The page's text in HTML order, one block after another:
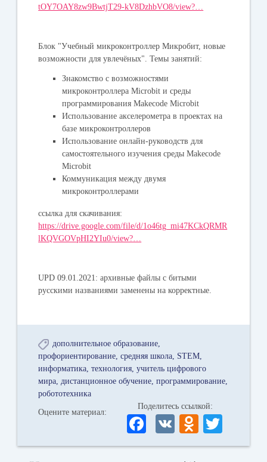
tOY7OAY8zw9BwtjT29-kV8DzhbVO8/view?…
Блок "Учебный микроконтроллер Микробит, новые
возможности для увлечёных". Темы занятий:
Знакомство с возможностями
микроконтроллера Microbit и среды
программирования Makecode Microbit
Использование акселерометра в проектах на
базе микроконтроллеров
Использование онлайн-руководств для
самостоятельного изучения среды Makecode
Microbit
Коммуникация между двумя
микроконтроллерами
ссылка для скачивания:
https://drive.google.com/file/d/1o46tg_mi47KCkQRMR
lKQVGOVpHI2YIu0/view?…
UPD 09.01.2021: архивные файлы с битыми
русскими названиями заменены на корректные.
дополнительное образование
профориентирование средняя школа STEM
информатика технология учитель цифрового
мира дистанционное обучение программирование
робототехника
Оцените материал:
Поделитесь ссылкой:
Fa
ce
V
K
O
dn wi